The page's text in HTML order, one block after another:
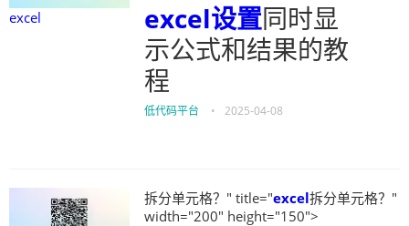
excel excel设置同时显
示公式和结果的教
程
低代码平台 • 2025-04-08
拆分单元格？" title="excel拆分单元格？"
width="200" height="150">